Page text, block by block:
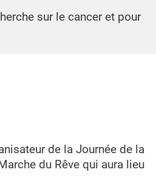
sur le cancer et pour
de la Journée de la
du Rêve qui aura lieu